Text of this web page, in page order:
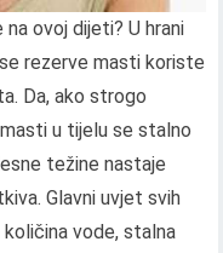
ovoj dijeti? U hrani
rezerve masti koriste
Da, ako strogo
u tijelu se stalno
težine nastaje
Glavni uvjet svih
vode, stalna